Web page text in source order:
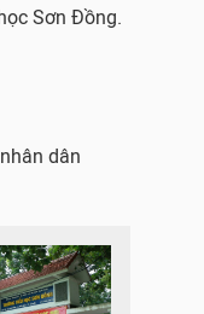
Sơn Đồng.
dân